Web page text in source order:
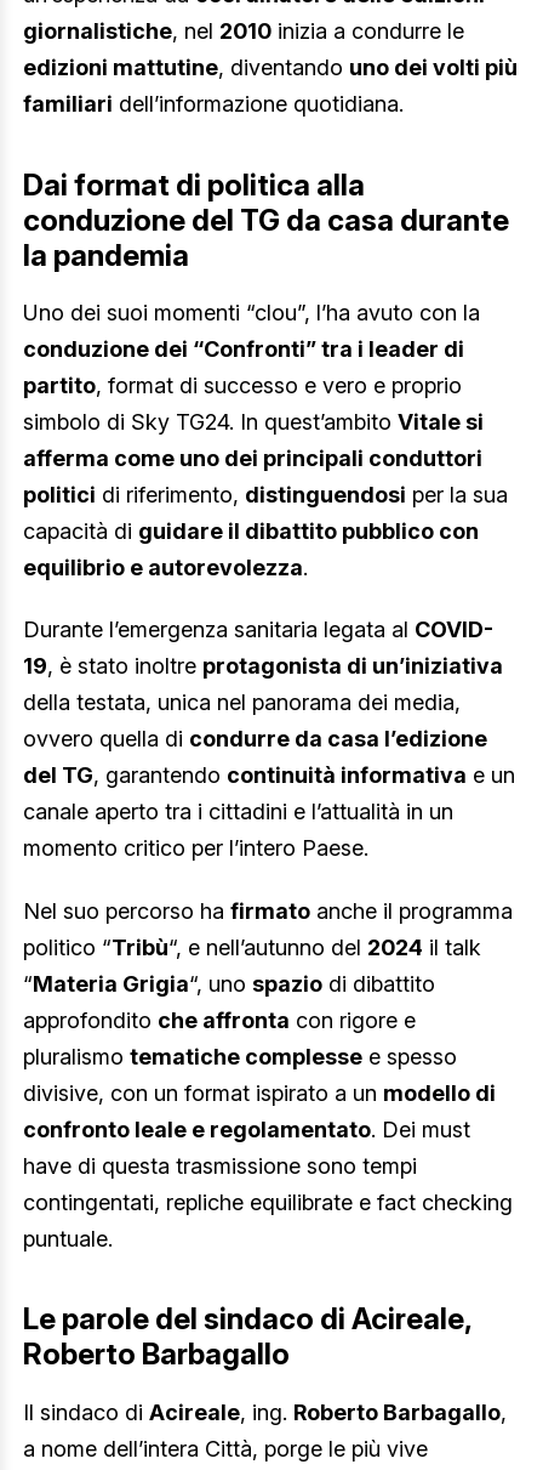
giornalistiche, nel 2010 inizia a condurre le
edizioni mattutine, diventando uno dei volti più
familiari dell’informazione quotidiana.
Dai format di politica alla
conduzione del TG da casa durante
la pandemia
Uno dei suoi momenti “clou”, l’ha avuto con la
conduzione dei “Confronti” tra i leader di
partito, format di successo e vero e proprio
simbolo di Sky TG24. In quest’ambito Vitale si
afferma come uno dei principali conduttori
politici di riferimento, distinguendosi per la sua
capacità di guidare il dibattito pubblico con
equilibrio e autorevolezza.
Durante l’emergenza sanitaria legata al COVID-
19, è stato inoltre protagonista di un’iniziativa
della testata, unica nel panorama dei media,
ovvero quella di condurre da casa l’edizione
del TG, garantendo continuità informativa e un
canale aperto tra i cittadini e l’attualità in un
momento critico per l’intero Paese.
Nel suo percorso ha firmato anche il programma
politico “Tribù“, e nell’autunno del 2024 il talk
“Materia Grigia“, uno spazio di dibattito
approfondito che affronta con rigore e
pluralismo tematiche complesse e spesso
divisive, con un format ispirato a un modello di
confronto leale e regolamentato. Dei must
have di questa trasmissione sono tempi
contingentati, repliche equilibrate e fact checking
puntuale.
Le parole del sindaco di Acireale,
Roberto Barbagallo
Il sindaco di Acireale, ing. Roberto Barbagallo,
a nome dell’intera Città, porge le più vive